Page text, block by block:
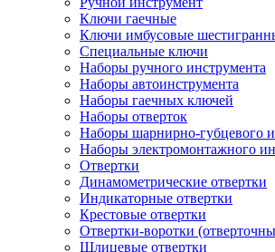
Ключи гаечные
Ключи имбусовые
Специальные ключи
Наборы ручного инструмента
Наборы автоинструмента
Наборы гаечных ключей
Наборы отверток
Наборы шарнирно-губцевого
Наборы электромонтажного
Отвертки
Динамометрические отвертки
Индикаторные отвертки
Крестовые отвертки
Отвертки-воротки
Шлицевые отвертки